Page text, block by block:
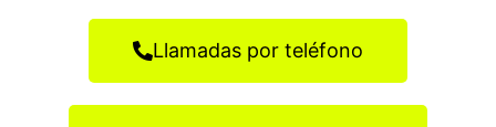
Llamadas por teléfono